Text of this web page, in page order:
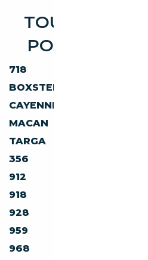
TOUTES LES
PORSCHE
718
BOXSTER
CAYENNE
MACAN
TARGA
356
912
918
928
959
968